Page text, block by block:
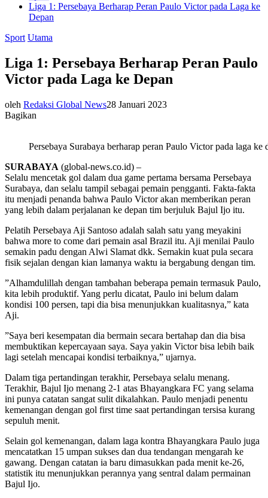
Liga 1: Persebaya Berharap Peran Paulo Victor pada Laga ke
Depan
Sport Utama
Liga 1: Persebaya Berharap Peran Paulo
Victor pada Laga ke Depan
oleh Redaksi Global News28 Januari 2023
Bagikan
Persebaya Surabaya berharap peran Paulo Victor pada laga
SURABAYA (global-news.co.id) –
Selalu mencetak gol dalam dua game pertama bersama Persebaya
Surabaya, dan selalu tampil sebagai pemain pengganti. Fakta-fakta
itu menjadi penanda bahwa Paulo Victor akan memberikan peran
yang lebih dalam perjalanan ke depan tim berjuluk Bajul Ijo itu.
Pelatih Persebaya Aji Santoso adalah salah satu yang meyakini
bahwa more to come dari pemain asal Brazil itu. Aji menilai Paulo
semakin padu dengan Alwi Slamat dkk. Semakin kuat pula secara
fisik sejalan dengan kian lamanya waktu ia bergabung dengan tim.
”Alhamdulillah dengan tambahan beberapa pemain termasuk Paulo,
kita lebih produktif. Yang perlu dicatat, Paulo ini belum dalam
kondisi 100 persen, tapi dia bisa menunjukkan kualitasnya,” kata
Aji.
”Saya beri kesempatan dia bermain secara bertahap dan dia bisa
membuktikan kepercayaan saya. Saya yakin Victor bisa lebih baik
lagi setelah mencapai kondisi terbaiknya,” ujarnya.
Dalam tiga pertandingan terakhir, Persebaya selalu menang.
Terakhir, Bajul Ijo menang 2-1 atas Bhayangkara FC yang selama
ini punya catatan sangat sulit dikalahkan. Paulo menjadi penentu
kemenangan dengan gol first time saat pertandingan tersisa kurang
sepuluh menit.
Selain gol kemenangan, dalam laga kontra Bhayangkara Paulo juga
mencatatkan 15 umpan sukses dan dua tendangan mengarah ke
gawang. Dengan catatan ia baru dimasukkan pada menit ke-26,
statistik itu menunjukkan perannya yang sentral dalam permainan
Bajul Ijo.